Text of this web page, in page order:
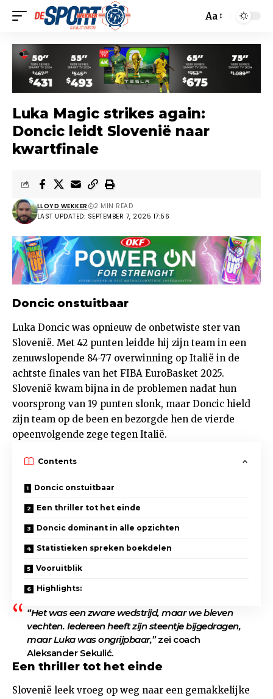
Aa
Luka Magic strikes again:
Doncic leidt Slovenië naar
kwartfinale
LAST UPDATED: SEPTEMBER 7, 2025 17:56
LLOYD WEKKER 2 MIN READ
Doncic onstuitbaar
Luka Doncic was opnieuw de onbetwiste ster van
Slovenië. Met 42 punten leidde hij zijn team in een
zenuwslopende 84-77 overwinning op Italië in de
achtste finales van het FIBA EuroBasket 2025.
Slovenië kwam bijna in de problemen nadat hun
voorsprong van 19 punten slonk, maar Doncic hield
zijn team op de been en bezorgde hen de vierde
opeenvolgende zege tegen Italië.
Contents
Doncic onstuitbaar
Een thriller tot het einde
Doncic dominant in alle opzichten
Statistieken spreken boekdelen
Vooruitblik
Highlights:
“Het was een zware wedstrijd, maar we bleven
vechten. Iedereen heeft zijn steentje bijgedragen,
maar Luka was ongrijpbaar,”zei coach
Aleksander Sekulić.
Een thriller tot het einde
Slovenië leek vroeg op weg naar een gemakkelijke